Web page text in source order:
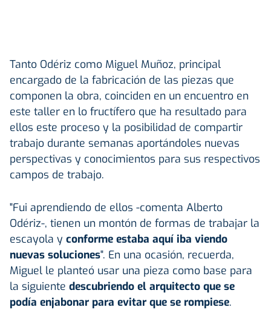
Tanto Odériz como Miguel Muñoz, principal
encargado de la fabricación de las piezas que
componen la obra, coinciden en un encuentro en
este taller en lo fructífero que ha resultado para
ellos este proceso y la posibilidad de compartir
trabajo durante semanas aportándoles nuevas
perspectivas y conocimientos para sus respectivos
campos de trabajo.
"Fui aprendiendo de ellos -comenta Alberto
Odériz-, tienen un montón de formas de trabajar la
escayola y conforme estaba aquí iba viendo
nuevas soluciones". En una ocasión, recuerda,
Miguel le planteó usar una pieza como base para
la siguiente descubriendo el arquitecto que se
podía enjabonar para evitar que se rompiese.